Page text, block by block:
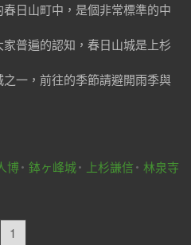
日山町中，是個非常標準的中
普遍的認知，春日山城是上杉
一，前往的季節請避開雨季與
博 鉢ヶ峰城 上杉謙信 林泉寺
1